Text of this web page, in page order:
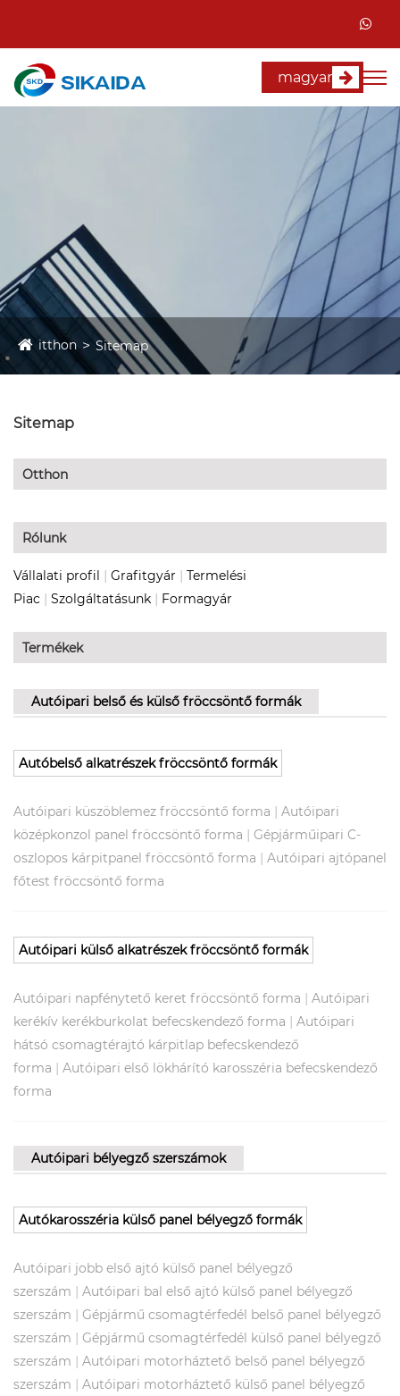
magyar
itthon Sitemap
Sitemap
Otthon
Rólunk
Vállalati profil | Grafitgyár | Termelési
Piac | Szolgáltatásunk | Formagyár
Termékek
Autóipari belső és külső fröccsöntő formák
Autóbelső alkatrészek fröccsöntő formák
Autóipari küszöblemez fröccsöntő forma | Autóipari
középkonzol panel fröccsöntő forma | Gépjárműipari C-
oszlopos kárpitpanel fröccsöntő forma | Autóipari ajtópanel
főtest fröccsöntő forma
Autóipari külső alkatrészek fröccsöntő formák
Autóipari napfénytető keret fröccsöntő forma | Autóipari
kerékív kerékburkolat befecskendező forma | Autóipari
hátsó csomagtérajtó kárpitlap befecskendező
forma | Autóipari első lökhárító karosszéria befecskendező
forma
Autóipari bélyegző szerszámok
Autókarosszéria külső panel bélyegző formák
Autóipari jobb első ajtó külső panel bélyegző
szerszám | Autóipari bal első ajtó külső panel bélyegző
szerszám | Gépjármű csomagtérfedél belső panel bélyegző
szerszám | Gépjármű csomagtérfedél külső panel bélyegző
szerszám | Autóipari motorháztető belső panel bélyegző
szerszám | Autóipari motorháztető külső panel bélyegző